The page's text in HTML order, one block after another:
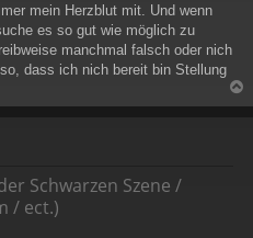
mein Herzblut mit. Und wenn
es so gut wie möglich zu
manchmal falsch oder nich
dass ich nich bereit bin Stellung
a
Schwarzen Szene /
/ ect.)